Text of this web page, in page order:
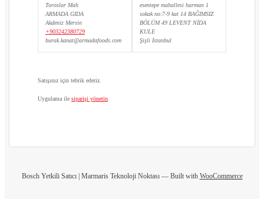
Toroslar Mah
ARMADA GIDA
Akdeniz Mersin
+903242380729
burak.kanat@armadafoods.com
esentepe mahallesi harman 1
sokak no:7-9 kat 14 BAĞIMSIZ
BÖLÜM 49 LEVENT NİDA
KULE
Şişli İstanbul
Satışınız için tebrik ederiz.
Uygulama ile siparişi yönetin
Bosch Yetkili Satıcı | Marmaris Teknoloji Noktası — Built with WooCommerce